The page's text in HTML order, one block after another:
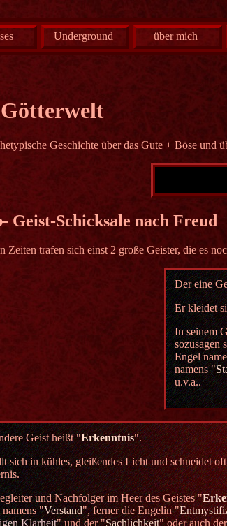
Underground über mich
Geschichte über das Gute + Böse und
Geist-Schicksale nach Freud
Zeiten trafen sich einst 2 große Geister, die es
Der eine
Er kleidet
In seinem
sozusagen
Engel
namens "
u.v.a..
Geist heißt "Erkenntnis".
sich in kühles, gleißendes Licht und schneidet
und Nachfolger im Heer des Geistes "
"Verstand", ferner die Engelin "
Klarheit" und der "Sachlichkeit" oder auch